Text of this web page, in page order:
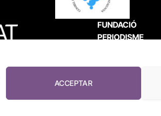
ACCEPTAR
FUNDACIÓ
PERIODISME